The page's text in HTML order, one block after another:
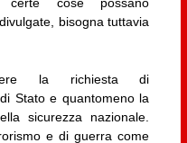
bisogna tuttavia
la richiesta di
Stato e quantomeno la
sicurezza nazionale.
e di guerra come